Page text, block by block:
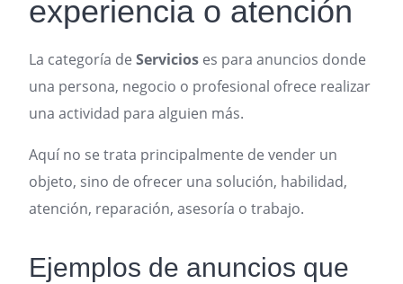
experiencia o atención
La categoría de Servicios es para anuncios donde
una persona, negocio o profesional ofrece realizar
una actividad para alguien más.
Aquí no se trata principalmente de vender un
objeto, sino de ofrecer una solución, habilidad,
atención, reparación, asesoría o trabajo.
Ejemplos de anuncios que